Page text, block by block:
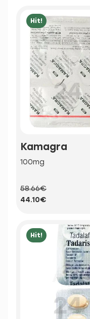
Hit!
Kamagra
100mg
58.66€
44.10€
Hit!